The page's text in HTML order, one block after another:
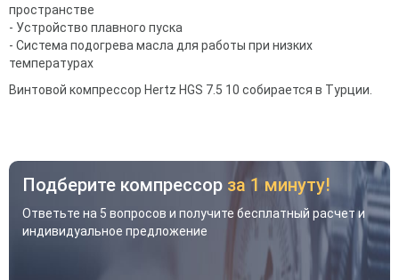
пространстве
- Устройство плавного пуска
- Система подогрева масла для работы при низких
температурах
Винтовой компрессор Hertz HGS 7.5 10 собирается в Турции.
Подберите компрессор за 1 минуту!
Ответьте на 5 вопросов и получите бесплатный расчет и
индивидуальное предложение